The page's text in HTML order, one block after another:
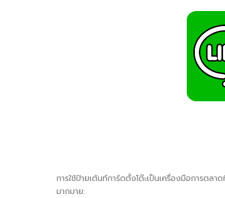
การใช้ป้ายเต้นท์การ์ดตั้งโต๊ะเป็นเครื่องมือการต
มากมาย: